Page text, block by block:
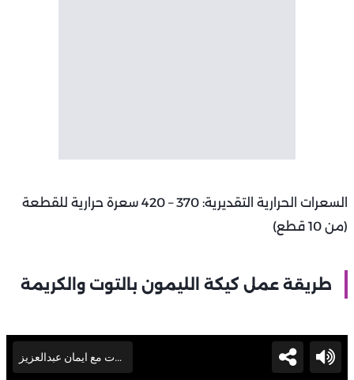
السعرات الحرارية التقديرية: 370 – 420 سعرة حرارية للقطعة
(من 10 قطع)
طريقة عمل كيكة الليمون بالتوت والكريمة